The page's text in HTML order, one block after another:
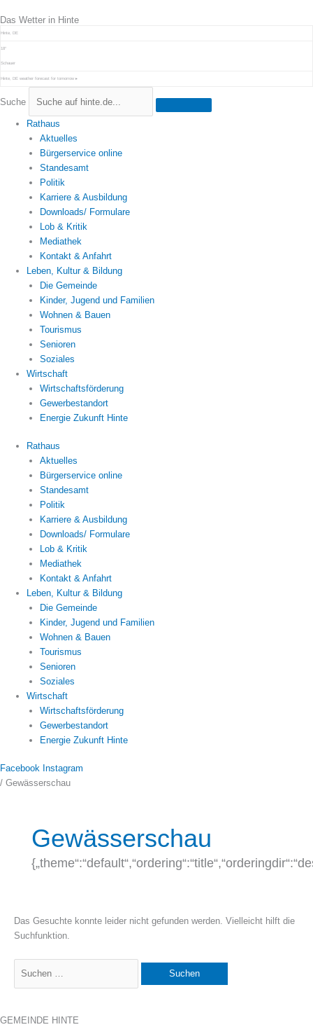
Inhalt
springen
Das Wetter in Hinte
Hinte, DE
18°
Schauer
Hinte, DE weather forecast for tomorrow ▸
Suche
Rathaus
Aktuelles
Bürgerservice online
Standesamt
Politik
Karriere & Ausbildung
Downloads/ Formulare
Lob & Kritik
Mediathek
Kontakt & Anfahrt
Leben, Kultur & Bildung
Die Gemeinde
Kinder, Jugend und Familien
Wohnen & Bauen
Tourismus
Senioren
Soziales
Wirtschaft
Wirtschaftsförderung
Gewerbestandort
Energie Zukunft Hinte
Rathaus
Aktuelles
Bürgerservice online
Standesamt
Politik
Karriere & Ausbildung
Downloads/ Formulare
Lob & Kritik
Mediathek
Kontakt & Anfahrt
Leben, Kultur & Bildung
Die Gemeinde
Kinder, Jugend und Familien
Wohnen & Bauen
Tourismus
Senioren
Soziales
Wirtschaft
Wirtschaftsförderung
Gewerbestandort
Energie Zukunft Hinte
Facebook Instagram
/ Gewässerschau
Gewässerschau
Das Gesuchte konnte leider nicht gefunden werden. Vielleicht hilft die
Suchfunktion.
GEMEINDE HINTE